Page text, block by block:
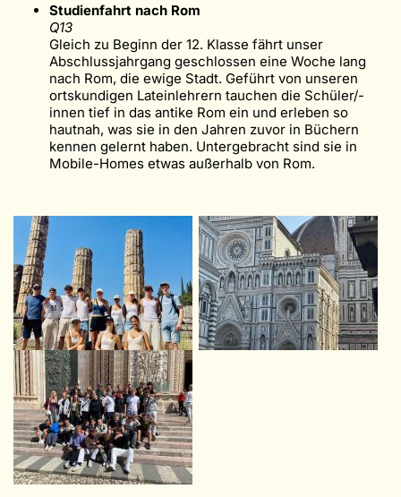
Studienfahrt nach Rom
Q13
Gleich zu Beginn der 12. Klasse fährt unser
Abschlussjahrgang geschlossen eine Woche lang
nach Rom, die ewige Stadt. Geführt von unseren
ortskundigen Lateinlehrern tauchen die Schüler/-
innen tief in das antike Rom ein und erleben so
hautnah, was sie in den Jahren zuvor in Büchern
kennen gelernt haben. Untergebracht sind sie in
Mobile-Homes etwas außerhalb von Rom.